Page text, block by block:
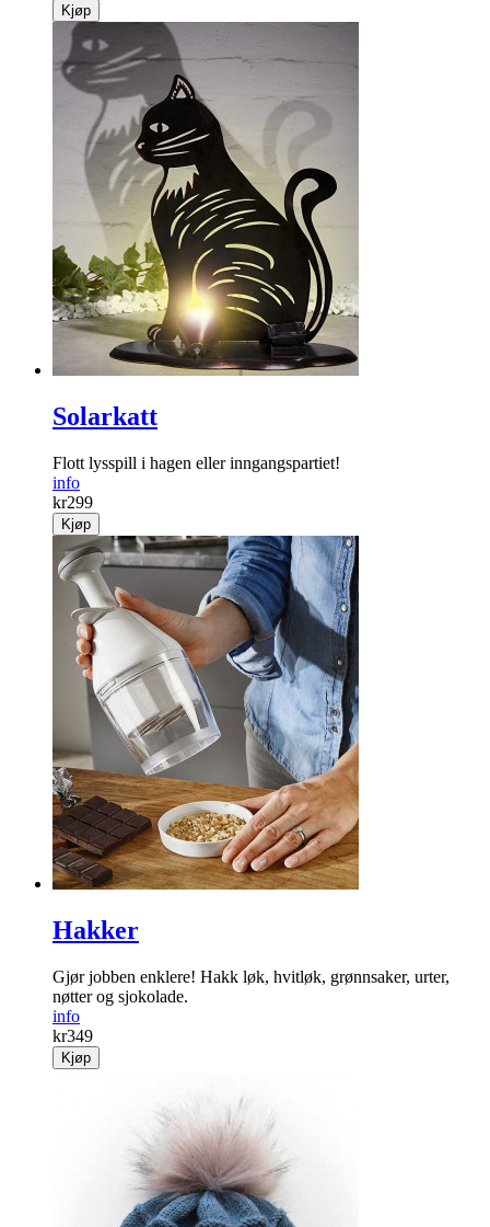
Kjøp
Solarkatt
Flott lysspill i hagen eller inngangspartiet!
info
kr299
Kjøp
Hakker
Gjør jobben enklere! Hakk løk, hvitløk, grønnsaker, urter,
nøtter og sjokolade.
info
kr349
Kjøp